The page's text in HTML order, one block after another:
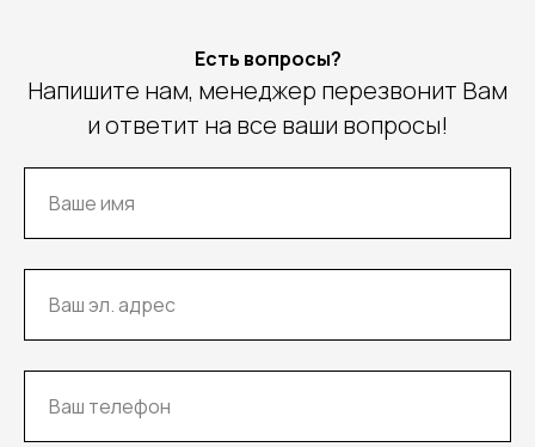
Есть вопросы?
Напишите нам, менеджер перезвонит Вам
и ответит на все ваши вопросы!